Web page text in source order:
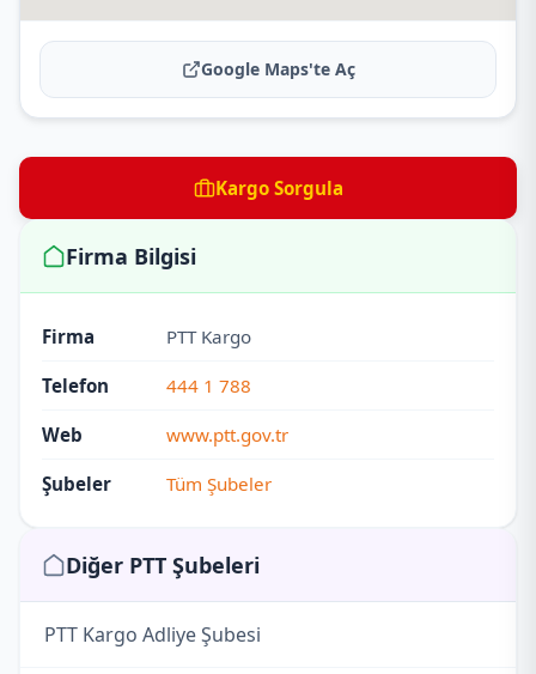
Google Maps'te Aç
Kargo Sorgula
Firma Bilgisi
Firma PTT Kargo
Telefon 444 1 788
Web www.ptt.gov.tr
Şubeler Tüm Şubeler
Diğer PTT Şubeleri
PTT Kargo Adliye Şubesi